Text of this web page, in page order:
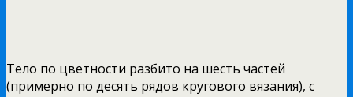
Тело по цветности разбито на шесть частей
(примерно по десять рядов кругового вязания), с